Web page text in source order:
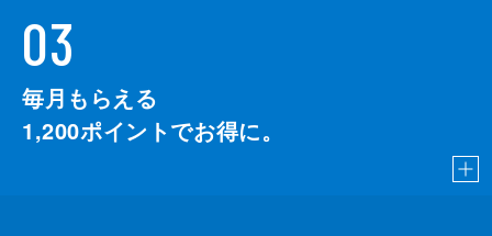
03
毎月もらえる
1,200ポイントでお得に。